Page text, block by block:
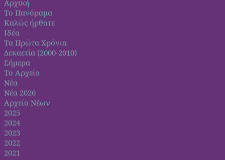
Αρχική
Το Πανόραμα
Καλώς ήρθατε
Ιδέα
Τα Πρώτα Χρόνια
Δεκαετία (2000-2010)
Σήμερα
Το Αρχείο
Νέα
Νέα 2026
Αρχείο Νέων
2025
2024
2023
2022
2021